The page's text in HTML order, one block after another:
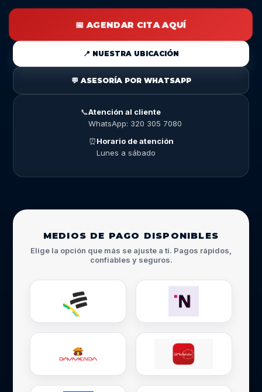
📅 AGENDAR CITA AQUÍ
📍 NUESTRA UBICACIÓN
💬 ASESORÍA POR WHATSAPP
📞Atención al cliente
WhatsApp: 320 305 7080
⏰Horario de atención
Lunes a sábado
MEDIOS DE PAGO DISPONIBLES
Elige la opción que más se ajuste a ti. Pagos rápidos,
confiables y seguros.